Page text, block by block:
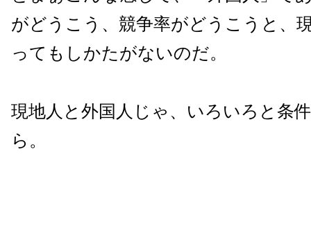
がどうこう、競争率がどうこうと、
ってもしかたがないのだ。
現地人と外国人じゃ、いろいろと条
ら。